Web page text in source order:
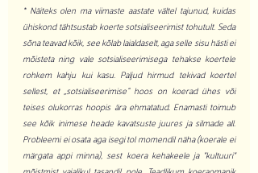
* Näiteks olen ma viimaste aastate vältel tajunud, kuidas
ühiskond tähtsustab koerte sotsialiseerimist tohutult. Seda
sõna teavad kõik, see kõlab laialdaselt, aga selle sisu hästi ei
mõisteta ning vale sotsialiseerimisega tehakse koertele
rohkem kahju kui kasu. Paljud hirmud tekivad koertel
sellest, et „sotsialiseerimise“ hoos on koerad ühes või
teises olukorras hoopis ära ehmatatud. Enamasti toimub
see kõik inimese heade kavatsuste juures ja silmade all.
Probleemi ei osata aga isegi tol momendil näha (koerale ei
märgata appi minna), sest koera kehakeele ja "kultuuri"